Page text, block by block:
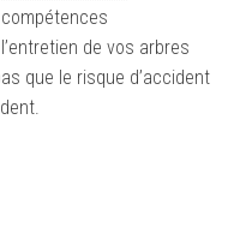
de vos arbres
que le risque d’accident